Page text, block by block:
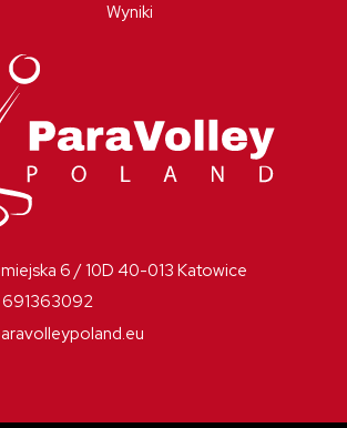
Wyniki
6 / 10D 40-013 Katowice
691363092